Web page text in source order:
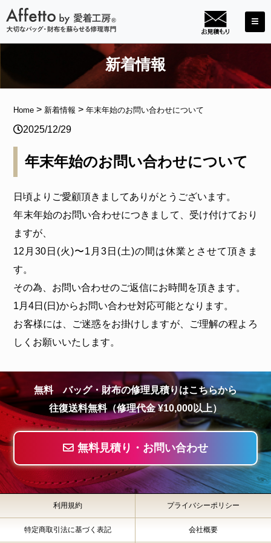
新着情報
Home > 新着情報 >年末年始のお問い合わせについて
2025/12/29
年末年始のお問い合わせについて
日頃よりご愛顧頂きましてありがとうございます。
年末年始のお問い合わせにつきまして、受け付けており
ますが、
12月30日(火)〜1月3日(土)の間は休業とさせて頂きま
す。
その為、お問い合わせのご返信にお時間を頂きます。
1月4日(日)からお問い合わせ対応可能となります。
お客様には、ご迷惑をお掛けしますが、ご理解の程よろ
しくお願いいたします。
無料 バッグ・財布の修理見積りはこちらから
往復送料無料（修理代金 ¥10,000以上）
無料見積り・お問い合わせ
利用規約 プライバシーポリシー
特定商取引法に基づく表記 会社概要